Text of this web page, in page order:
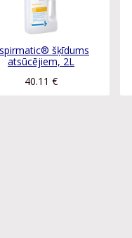
šķīdums
atsūcējiem, 2L
40.11 €